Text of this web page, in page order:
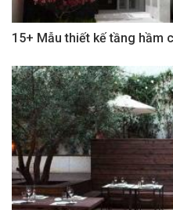
15+ Mẫu thiết kế tầng hầm